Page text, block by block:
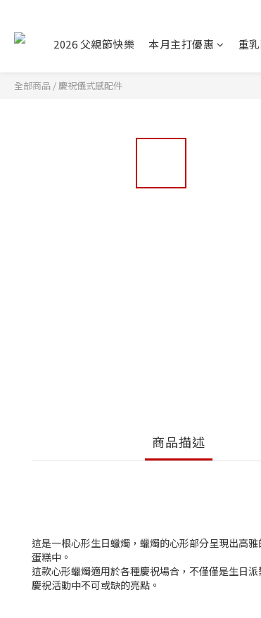
2026 父親節快樂 本月主打優惠 重
全部商品 /慶祝儀式感配件
商品描述
這是一根心形生日蠟燭，蠟燭的心形部分呈現出高
蛋糕中。
這款心形蠟燭適用於各種慶祝場合，不僅僅是生日
慶祝活動中不可或缺的亮點。